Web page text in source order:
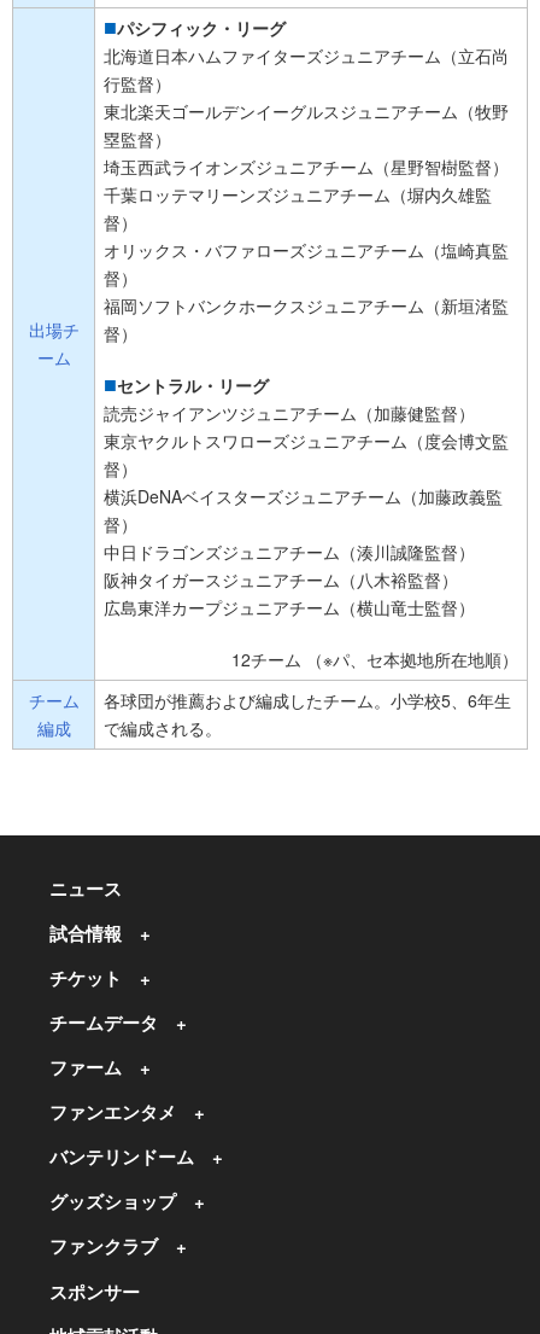
出場チ
ーム
パシフィック・リーグ
北海道日本ハムファイターズジュニアチーム（立石尚
行監督）
東北楽天ゴールデンイーグルスジュニアチーム（牧野
塁監督）
埼玉西武ライオンズジュニアチーム（星野智樹監督）
千葉ロッテマリーンズジュニアチーム（塀内久雄監
督）
オリックス・バファローズジュニアチーム（塩崎真監
督）
福岡ソフトバンクホークスジュニアチーム（新垣渚監
督）
セントラル・リーグ
読売ジャイアンツジュニアチーム（加藤健監督）
東京ヤクルトスワローズジュニアチーム（度会博文監
督）
横浜DeNAベイスターズジュニアチーム（加藤政義監
督）
中日ドラゴンズジュニアチーム（湊川誠隆監督）
阪神タイガースジュニアチーム（八木裕監督）
広島東洋カープジュニアチーム（横山竜士監督）
12チーム （※パ、セ本拠地所在地順）
チーム
編成
各球団が推薦および編成したチーム。小学校5、6年生
で編成される。
ニュース
試合情報
チケット
チームデータ
ファーム
ファンエンタメ
バンテリンドーム
グッズショップ
ファンクラブ
スポンサー